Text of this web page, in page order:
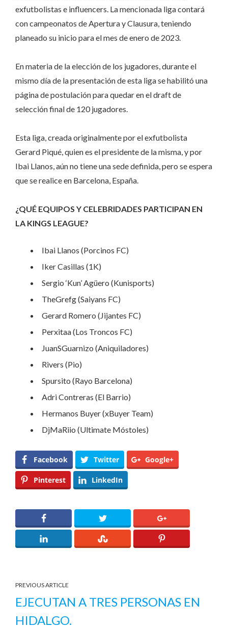
exfutbolistas e influencers. La mencionada liga contará
con campeonatos de Apertura y Clausura, teniendo
planeado su inicio para el mes de enero de 2023.
En materia de la elección de los jugadores, durante el
mismo día de la presentación de esta liga se habilitó una
página de postulación para quedar en el draft de
selección final de 120 jugadores.
Esta liga, creada originalmente por el exfutbolista
Gerard Piqué, quien es el presidente de la misma, y por
Ibai Llanos, aún no tiene una sede definida, pero se espera
que se realice en Barcelona, España.
¿QUÉ EQUIPOS Y CELEBRIDADES PARTICIPAN EN
LA KINGS LEAGUE?
Ibai Llanos (Porcinos FC)
Iker Casillas (1K)
Sergio ‘Kun’ Agüero (Kunisports)
TheGrefg (Saiyans FC)
Gerard Romero (Jijantes FC)
Perxitaa (Los Troncos FC)
JuanSGuarnizo (Aniquiladores)
Rivers (Pio)
Spursito (Rayo Barcelona)
Adri Contreras (El Barrio)
Hermanos Buyer (xBuyer Team)
DjMaRiio (Ultimate Móstoles)
Facebook Twitter Google+
Pinterest LinkedIn
PREVIOUS ARTICLE
EJECUTAN A TRES PERSONAS EN
HIDALGO.